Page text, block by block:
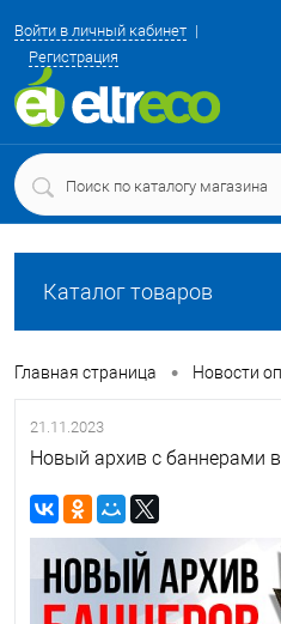
Войти в личный кабинет
Регистрация
Каталог товаров
Главная страница • Новости
21.11.2023
Новый архив с баннерами